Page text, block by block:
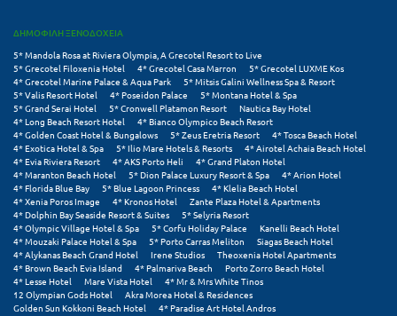
Ν
Νάξος
Νάουσα
Ναυπακτία
Ναύπλιο
Νέα Μάκρη
Νέα Στύρα Εύβοιας
Νέοι Πόροι Πιερίας
Ξ
ΔΗΜΟΦΙΛΗ ΞΕΝΟΔΟΧΕΙΑ
5* Mandola Rosa at Riviera Olympia, A Grecotel Resort to Live
5* Grecotel Filoxenia Hotel
4* Grecotel Casa Marron
5* Grecotel LUXME Kos
4* Grecotel Marine Palace & Aqua Park
5* Mitsis Galini Wellness Spa & Resort
5* Valis Resort Hotel
4* Poseidon Palace
5* Montana Hotel & Spa
5* Grand Serai Hotel
5* Cronwell Platamon Resort
Nautica Bay Hotel
4* Long Beach Resort Hotel
4* Bianco Olympico Beach Resort
4* Golden Coast Hotel & Bungalows
5* Zeus Eretria Resort
4* Tosca Beach Hotel
4* Exotica Hotel & Spa
5* Ilio Mare Hotels & Resorts
4* Airotel Achaia Beach Hotel
4* Evia Riviera Resort
4* AKS Porto Heli
4* Grand Platon Hotel
4* Maranton Beach Hotel
5* Dion Palace Luxury Resort & Spa
4* Arion Hotel
4* Florida Blue Bay
5* Blue Lagoon Princess
4* Klelia Beach Hotel
4* Xenia Poros Image
4* Kronos Hotel
Zante Plaza Hotel & Apartments
4* Dolphin Bay Seaside Resort & Suites
5* Selyria Resort
4* Olympic Village Hotel & Spa
5* Corfu Holiday Palace
Kanelli Beach Hotel
4* Mouzaki Palace Hotel & Spa
5* Porto Carras Meliton
Siagas Beach Hotel
4* Alykanas Beach Grand Hotel
Irene Studios
Theoxenia Hotel Apartments
4* Brown Beach Evia Island
4* Palmariva Beach
Porto Zorro Beach Hotel
4* Lesse Hotel
Mare Vista Hotel
4* Mr & Mrs White Tinos
12 Olympian Gods Hotel
Akra Morea Hotel & Residences
Golden Sun Kokkoni Beach Hotel
4* Paradise Art Hotel Andros